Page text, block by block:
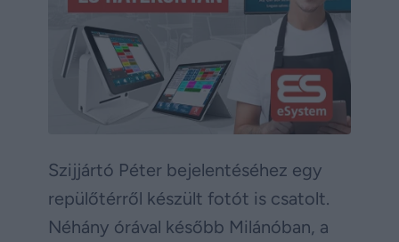
Szijjártó Péter bejelentéséhez egy
repülőtérről készült fotót is csatolt.
Néhány órával később Milánóban, a